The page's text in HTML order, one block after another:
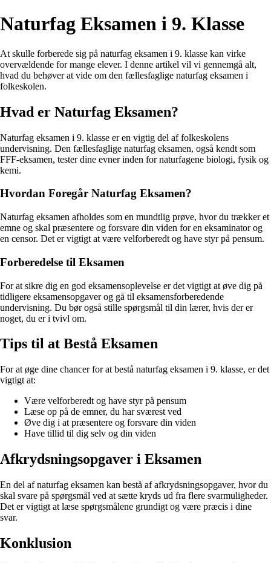
Naturfag Eksamen i 9. Klasse
At skulle forberede sig på naturfag eksamen i 9. klasse kan virke
overvældende for mange elever. I denne artikel vil vi gennemgå alt,
hvad du behøver at vide om den fællesfaglige naturfag eksamen i
folkeskolen.
Hvad er Naturfag Eksamen?
Naturfag eksamen i 9. klasse er en vigtig del af folkeskolens
undervisning. Den fællesfaglige naturfag eksamen, også kendt som
FFF-eksamen, tester dine evner inden for naturfagene biologi, fysik og
kemi.
Hvordan Foregår Naturfag Eksamen?
Naturfag eksamen afholdes som en mundtlig prøve, hvor du trækker et
emne og skal præsentere og forsvare din viden for en eksaminator og
en censor. Det er vigtigt at være velforberedt og have styr på pensum.
Forberedelse til Eksamen
For at sikre dig en god eksamensoplevelse er det vigtigt at øve dig på
tidligere eksamensopgaver og gå til eksamensforberedende
undervisning. Du bør også stille spørgsmål til din lærer, hvis der er
noget, du er i tvivl om.
Tips til at Bestå Eksamen
For at øge dine chancer for at bestå naturfag eksamen i 9. klasse, er det
vigtigt at:
Være velforberedt og have styr på pensum
Læse op på de emner, du har sværest ved
Øve dig i at præsentere og forsvare din viden
Have tillid til dig selv og din viden
Afkrydsningsopgaver i Eksamen
En del af naturfag eksamen kan bestå af afkrydsningsopgaver, hvor du
skal svare på spørgsmål ved at sætte kryds ud fra flere svarmuligheder.
Det er vigtigt at læse spørgsmålene grundigt og være præcis i dine
svar.
Konklusion